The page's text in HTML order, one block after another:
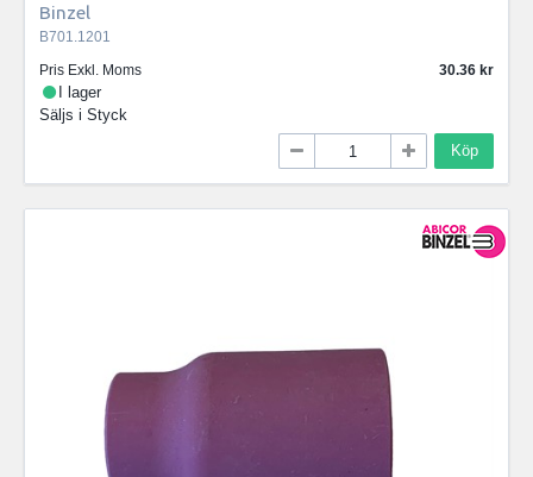
Binzel
B701.1201
Pris Exkl. Moms
30.36
I lager
Säljs i Styck
Köp